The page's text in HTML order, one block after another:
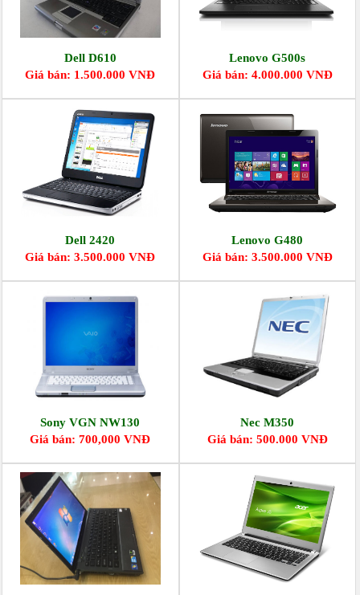
Dell D610
Giá bán: 1.500.000 VNĐ
Lenovo G500s
Giá bán: 4.000.000 VNĐ
Dell 2420
Giá bán: 3.500.000 VNĐ
Lenovo G480
Giá bán: 3.500.000 VNĐ
Sony VGN NW130
Giá bán: 700,000 VNĐ
Nec M350
Giá bán: 500.000 VNĐ